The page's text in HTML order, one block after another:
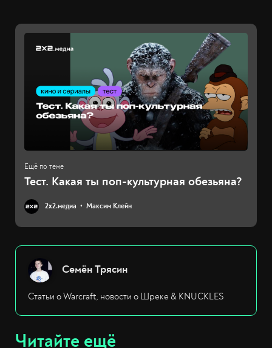
Тест. Какая ты поп-культурная обезьяна?
2х2.медиа Максим Клейн
Семён Трясин
Статьи о Warcraft, новости о Шреке & KNUCKLES
Читайте ещё